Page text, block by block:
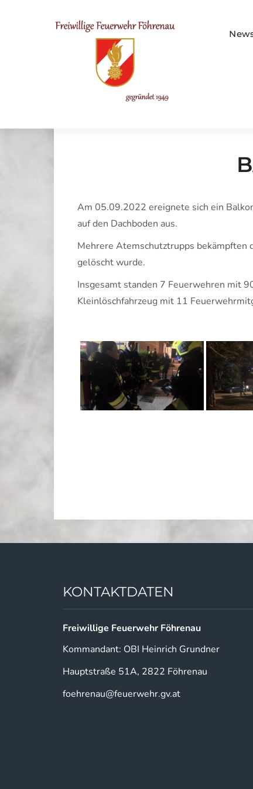
FF
Am 05.09.2022 ereignete sich ein
auf den Dachboden aus.
Mehrere Atemschutztrupps bekämpften
gelöscht wurde.
Insgesamt standen 7 Feuerwehren mit
Kleinlöschfahrzeug mit 11
KONTAKTDATEN
Freiwillige Feuerwehr Föhrenau
Kommandant: OBI Heinrich Grundner
Hauptstraße 51A, 2822 Föhrenau
foehrenau@feuerwehr.gv.at